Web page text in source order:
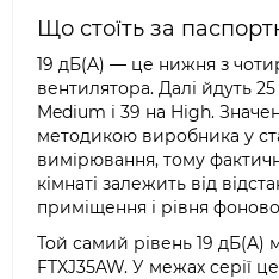
Що стоїть за
19 дБ(A) — це нижня з
вентилятора. Далі йдуть
Medium і 39 на High.
методикою виробника у
вимірювання, тому
кімнаті залежить від
приміщення і рівня
Той самий рівень 19 дБ(A)
FTXJ35AW. У межах серії